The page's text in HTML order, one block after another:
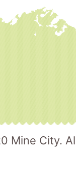
Mine City.